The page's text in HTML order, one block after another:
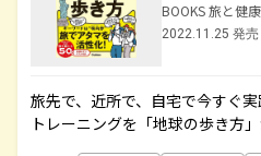
BOOKS 旅と健康
2022.11.25 発売
旅先で、近所で、自宅で今すぐ
トレーニングを「地球の歩き方